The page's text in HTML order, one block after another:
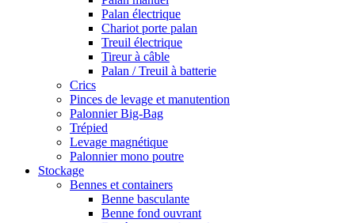
Palan électrique
Chariot porte palan
Treuil électrique
Tireur à câble
Palan / Treuil à batterie
Crics
Pinces de levage et manutention
Palonnier Big-Bag
Trépied
Levage magnétique
Palonnier mono poutre
Stockage
Bennes et containers
Benne basculante
Benne fond ouvrant